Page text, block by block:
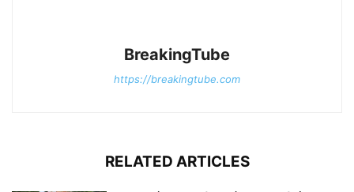
BreakingTube
https://breakingtube.com
RELATED ARTICLES